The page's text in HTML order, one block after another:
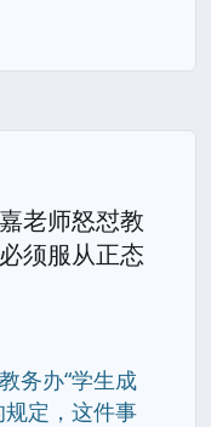
老师怒怼教
须服从正态
务办“学生成
定，这件事